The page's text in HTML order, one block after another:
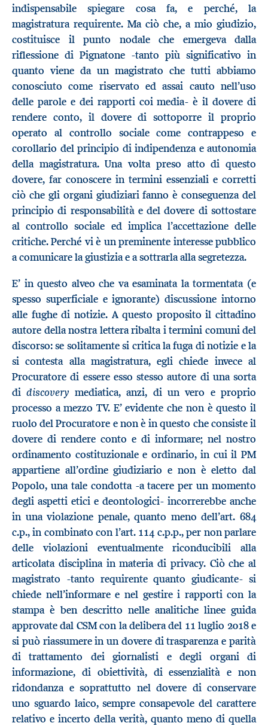
indispensabile spiegare cosa fa, e perché, la
magistratura requirente. Ma ciò che, a mio giudizio,
costituisce il punto nodale che emergeva dalla
riflessione di Pignatone -tanto più significativo in
quanto viene da un magistrato che tutti abbiamo
conosciuto come riservato ed assai cauto nell’uso
delle parole e dei rapporti coi media- è il dovere di
rendere conto, il dovere di sottoporre il proprio
operato al controllo sociale come contrappeso e
corollario del principio di indipendenza e autonomia
della magistratura. Una volta preso atto di questo
dovere, far conoscere in termini essenziali e corretti
ciò che gli organi giudiziari fanno è conseguenza del
principio di responsabilità e del dovere di sottostare
al controllo sociale ed implica l’accettazione delle
critiche. Perché vi è un preminente interesse pubblico
a comunicare la giustizia e a sottrarla alla segretezza.
E’ in questo alveo che va esaminata la tormentata (e
spesso superficiale e ignorante) discussione intorno
alle fughe di notizie. A questo proposito il cittadino
autore della nostra lettera ribalta i termini comuni del
discorso: se solitamente si critica la fuga di notizie e la
si contesta alla magistratura, egli chiede invece al
Procuratore di essere esso stesso autore di una sorta
didiscoverymediatica, anzi, di un vero e proprio
processo a mezzo TV. E’ evidente che non è questo il
ruolo del Procuratore e non è in questo che consiste il
dovere di rendere conto e di informare; nel nostro
ordinamento costituzionale e ordinario, in cui il PM
appartiene all’ordine giudiziario e non è eletto dal
Popolo, una tale condotta -a tacere per un momento
degli aspetti etici e deontologici- incorrerebbe anche
in una violazione penale, quanto meno dell’art. 684
c.p., in combinato con l’art. 114 c.p.p., per non parlare
delle violazioni eventualmente riconducibili alla
articolata disciplina in materia di privacy. Ciò che al
magistrato -tanto requirente quanto giudicante- si
chiede nell’informare e nel gestire i rapporti con la
stampa è ben descritto nelle analitiche linee guida
approvate dal CSM con la delibera del 11 luglio 2018 e
si può riassumere in un dovere di trasparenza e parità
di trattamento dei giornalisti e degli organi di
informazione, di obiettività, di essenzialità e non
ridondanza e soprattutto nel dovere di conservare
uno sguardo laico, sempre consapevole del carattere
relativo e incerto della verità, quanto meno di quella